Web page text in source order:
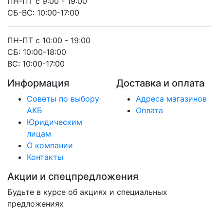
СБ-ВС: 10:00-17:00
ПН-ПТ с 10:00 - 19:00
СБ: 10:00-18:00
ВС: 10:00-17:00
Информация
Советы по выбору
АКБ
Юридическим
лицам
О компании
Контакты
Доставка и оплата
Адреса магазинов
Оплата
Акции и спецпредложения
Будьте в курсе об акциях и специальных
предложениях